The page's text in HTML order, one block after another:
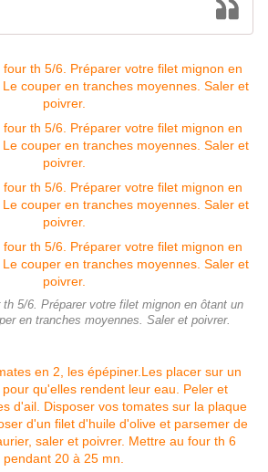
5/6. Préparer votre filet mignon en ôtant un
en tranches moyennes. Saler et poivrer.